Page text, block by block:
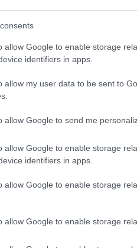
allow Google to enable storage
identifiers in apps.
allow my user data to be sent to
allow Google to send me
allow Google to enable storage
identifiers in apps.
allow Google to enable storage
allow Google to enable storage
A DOBOSOK
, ahol az eddigieknél